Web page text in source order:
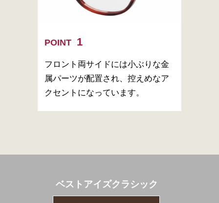
POINT
フロント両サイドには小ぶりな金
属パーツが配置され、控えめなア
クセントになっています。
ベストアイズクラシック